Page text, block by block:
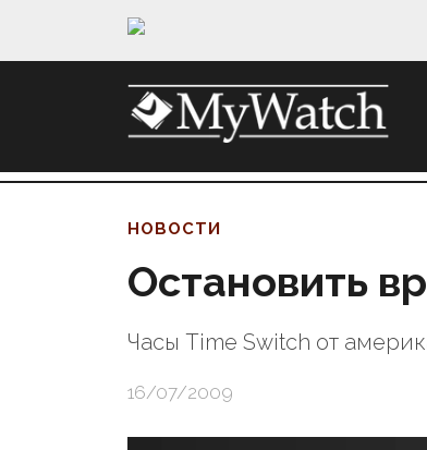
НОВОСТИ
Остановить
Часы Time Switch от
16/07/2009